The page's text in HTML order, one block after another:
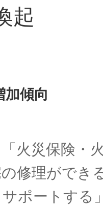
起
加傾向
火災保険・
修理ができ
ポートする